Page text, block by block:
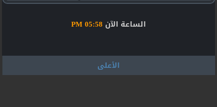
الساعة الآن05:58 PM
الأعلى